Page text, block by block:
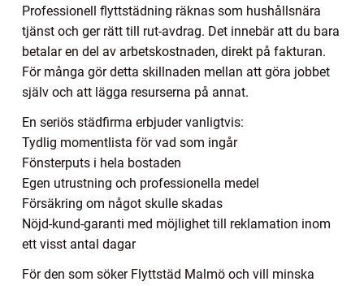
Professionell flyttstädning räknas som hushållsnära
tjänst och ger rätt till rut-avdrag. Det innebär att du bara
betalar en del av arbetskostnaden, direkt på fakturan.
För många gör detta skillnaden mellan att göra jobbet
själv och att lägga resurserna på annat.
En seriös städfirma erbjuder vanligtvis:
Tydlig momentlista för vad som ingår
Fönsterputs i hela bostaden
Egen utrustning och professionella medel
Försäkring om något skulle skadas
Nöjd-kund-garanti med möjlighet till reklamation inom
ett visst antal dagar
För den som söker Flyttstäd Malmö och vill minska